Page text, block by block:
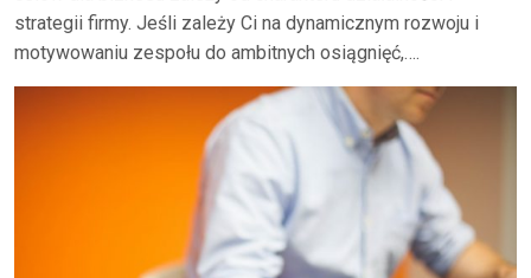
strategii firmy. Jeśli zależy Ci na dynamicznym rozwoju i
motywowaniu zespołu do ambitnych osiągnięć,….